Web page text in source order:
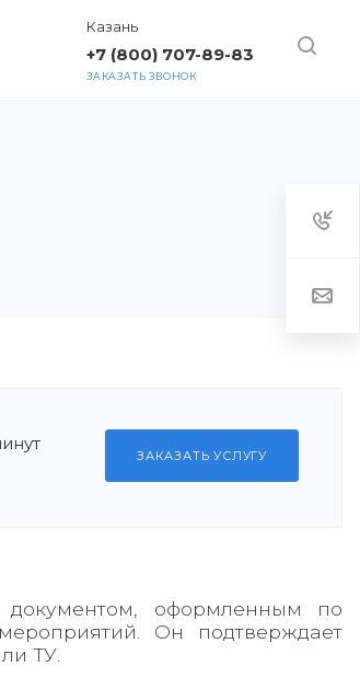
Казань
+7 (800) 707-89-83
ЗАКАЗАТЬ ЗВОНОК
ЗАКАЗАТЬ УСЛУГУ
документом, оформленным по
Он подтверждает
ТУ.